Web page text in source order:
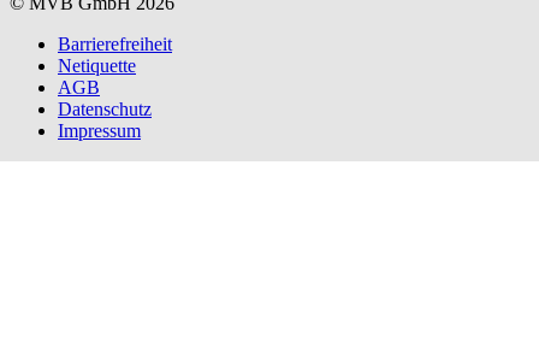
Barrierefreiheit
Netiquette
AGB
Datenschutz
Impressum